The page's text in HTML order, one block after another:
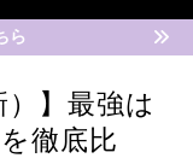
ら
）】最強は
徹底比